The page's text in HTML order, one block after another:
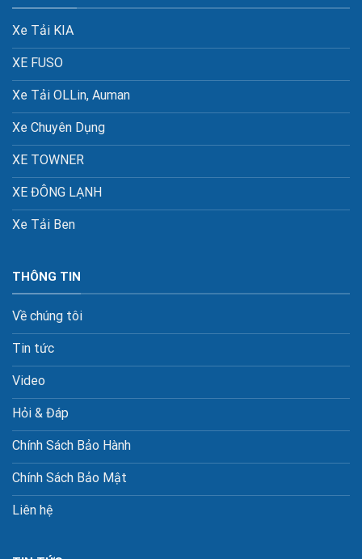
Xe Tải KIA
XE FUSO
Xe Tải OLLin, Auman
Xe Chuyên Dụng
XE TOWNER
XE ĐÔNG LẠNH
Xe Tải Ben
THÔNG TIN
Về chúng tôi
Tin tức
Video
Hỏi & Đáp
Chính Sách Bảo Hành
Chính Sách Bảo Mật
Liên hệ